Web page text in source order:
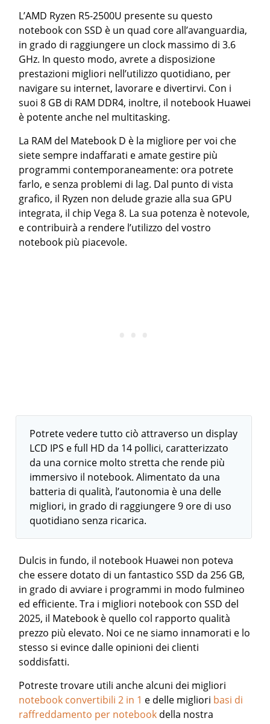
L’AMD Ryzen R5-2500U presente su questo
notebook con SSD è un quad core all’avanguardia,
in grado di raggiungere un clock massimo di 3.6
GHz. In questo modo, avrete a disposizione
prestazioni migliori nell’utilizzo quotidiano, per
navigare su internet, lavorare e divertirvi. Con i
suoi 8 GB di RAM DDR4, inoltre, il notebook Huawei
è potente anche nel multitasking.
La RAM del Matebook D è la migliore per voi che
siete sempre indaffarati e amate gestire più
programmi contemporaneamente: ora potrete
farlo, e senza problemi di lag. Dal punto di vista
grafico, il Ryzen non delude grazie alla sua GPU
integrata, il chip Vega 8. La sua potenza è notevole,
e contribuirà a rendere l’utilizzo del vostro
notebook più piacevole.
Potrete vedere tutto ciò attraverso un display
LCD IPS e full HD da 14 pollici, caratterizzato
da una cornice molto stretta che rende più
immersivo il notebook. Alimentato da una
batteria di qualità, l’autonomia è una delle
migliori, in grado di raggiungere 9 ore di uso
quotidiano senza ricarica.
Dulcis in fundo, il notebook Huawei non poteva
che essere dotato di un fantastico SSD da 256 GB,
in grado di avviare i programmi in modo fulmineo
ed efficiente. Tra i migliori notebook con SSD del
2025, il Matebook è quello col rapporto qualità
prezzo più elevato. Noi ce ne siamo innamorati e lo
stesso si evince dalle opinioni dei clienti
soddisfatti.
Potreste trovare utili anche alcuni dei migliori
notebook convertibili 2 in 1 e delle migliori basi di
raffreddamento per notebook della nostra